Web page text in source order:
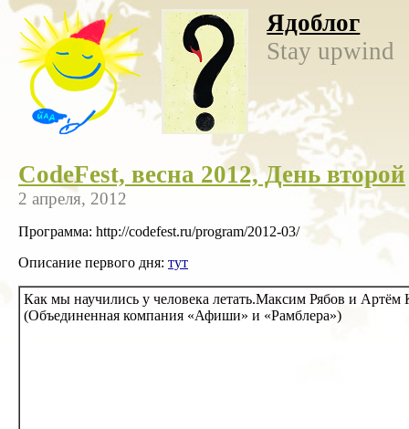
Ядоблог
Stay upwind
CodeFest, весна 2012, День второй
2 апреля, 2012
Программа: http://codefest.ru/program/2012-03/
Описание первого дня: тут
Как мы научились у человека летать.Максим Рябов и Артём
(Объединенная компания «Афиши» и «Рамблера»)